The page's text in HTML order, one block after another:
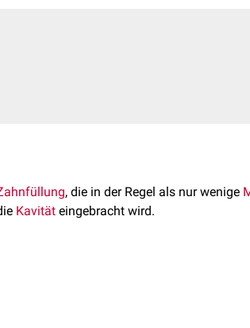
, die in der Regel als nur wenige
Kavität eingebracht wird.
Allerdings fallen diese Füllungen